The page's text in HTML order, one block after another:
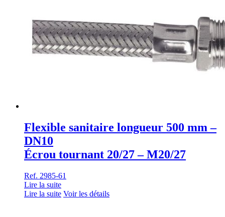
Flexible sanitaire longueur 500 mm –
DN10
Écrou tournant 20/27 – M20/27
Ref. 2985-61
Lire la suite
Lire la suite Voir les détails